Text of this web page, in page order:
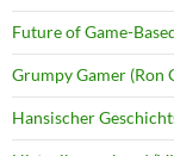
Future of Game-
Grumpy Gamer (Ron
Hansischer